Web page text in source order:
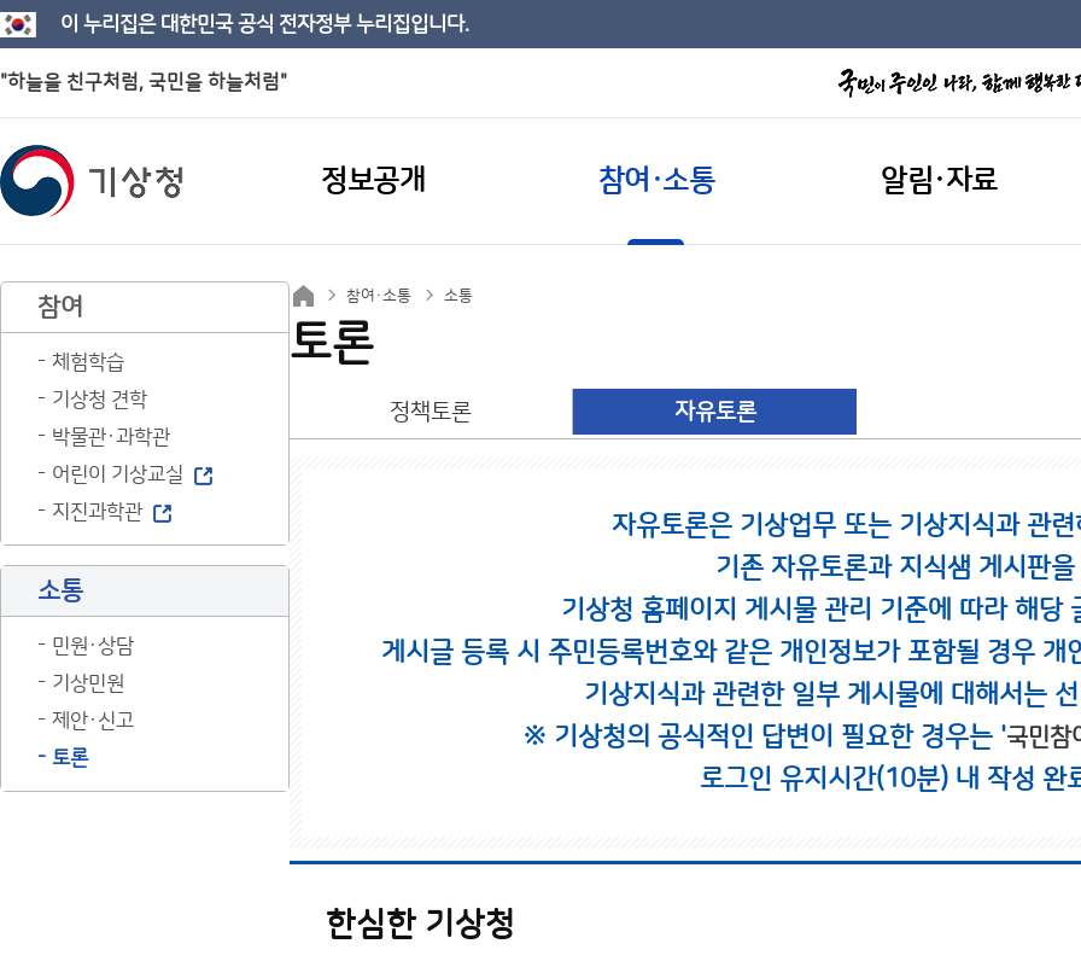
이 누리집은 대한민국 공식 전자정부 누리집입니다.
"하늘을 친구처럼, 국민을 하늘처럼"
정보공개 참여·소통 알림·자료
참여
체험학습
기상청 견학
박물관·과학관
어린이 기상교실
지진과학관
소통
민원·상담
기상민원
제안·신고
토론
참여·소통 소통
토론
정책토론 자유토론
자유토론은 기상업무 또는 기상지식과 관
기존 자유토론과 지식샘 게시판
기상청 홈페이지 게시물 관리 기준에 따라 해당
게시글 등록 시 주민등록번호와 같은 개인정보가 포함될 경우
기상지식과 관련한 일부 게시물에 대해서는
※ 기상청의 공식적인 답변이 필요한 경우는 '국민참
로그인 유지시간(10분) 내 작성 완
한심한 기상청